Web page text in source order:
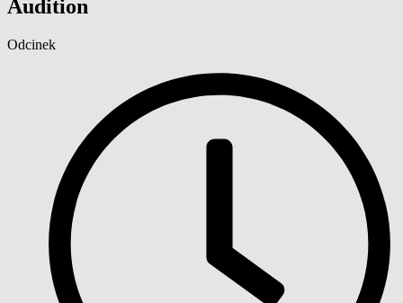
Audition
Odcinek